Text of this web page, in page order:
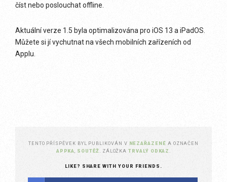
číst nebo poslouchat offline.
Aktuální verze 1.5 byla optimalizována pro iOS 13 a iPadOS.
Můžete si jí vychutnat na všech mobilních zařízeních od
Applu.
TENTO PŘÍSPĚVEK BYL PUBLIKOVÁN V NEZAŘAZENÉ A OZNAČEN
APPKA
SOUTĚŽ . ZÁLOŽKATRVALÝ ODKAZ
LIKE? SHARE WITH YOUR FRIENDS.